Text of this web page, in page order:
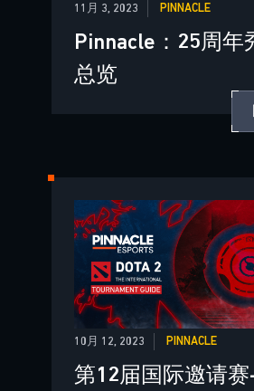
11月 3, 2023 PINNACLE
Pinnacle：25周年
总览
10月 12, 2023 PINNACLE
第12届国际邀请